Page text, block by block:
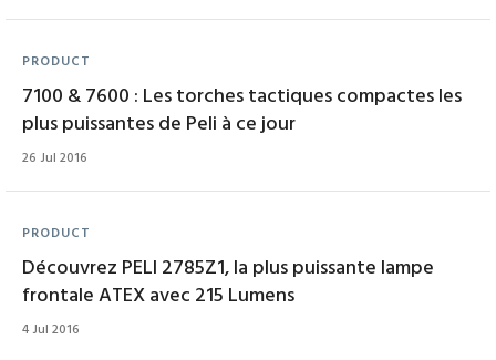
PRODUCT
7100 & 7600 : Les torches tactiques compactes les
plus puissantes de Peli à ce jour
26 Jul 2016
PRODUCT
Découvrez PELI 2785Z1, la plus puissante lampe
frontale ATEX avec 215 Lumens
4 Jul 2016